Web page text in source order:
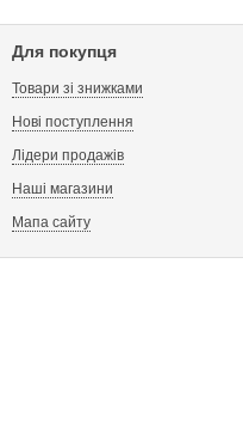
Для покупця
Товари зі знижками
Нові поступлення
Лідери продажів
Наші магазини
Мапа сайту